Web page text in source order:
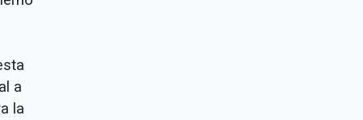
a
la